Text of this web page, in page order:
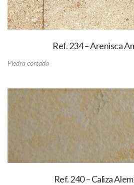
Ref. 234 – Arenisca
Piedra cortada
Ref. 240 – Caliza